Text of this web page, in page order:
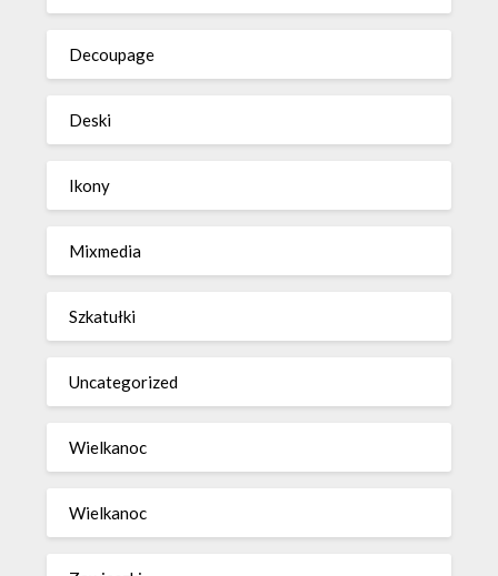
Decoupage
Deski
Ikony
Mixmedia
Szkatułki
Uncategorized
Wielkanoc
Wielkanoc